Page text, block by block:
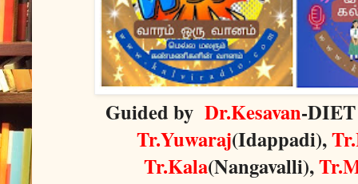
Guided by Dr.Kesavan-
Tr.Yuwaraj(Idappadi),
Tr.Kala(Nangavalli),